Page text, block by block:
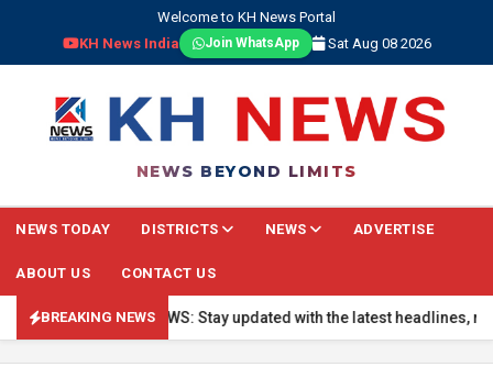
Welcome to KH News Portal
KH News India
Join WhatsApp Sat Aug 08 2026
NEWS BEYOND LIMITS
NEWS TODAY DISTRICTS NEWS ADVERTISE
ABOUT US CONTACT US
BREAKING NEWS
🔴 BREAKING NEWS: Stay updated with the latest headlines,